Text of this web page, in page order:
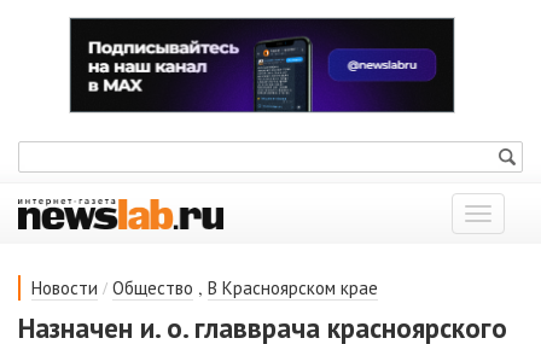
Показать
меню
Новости / Общество , В Красноярском крае
Назначен и. о. главврача красноярского